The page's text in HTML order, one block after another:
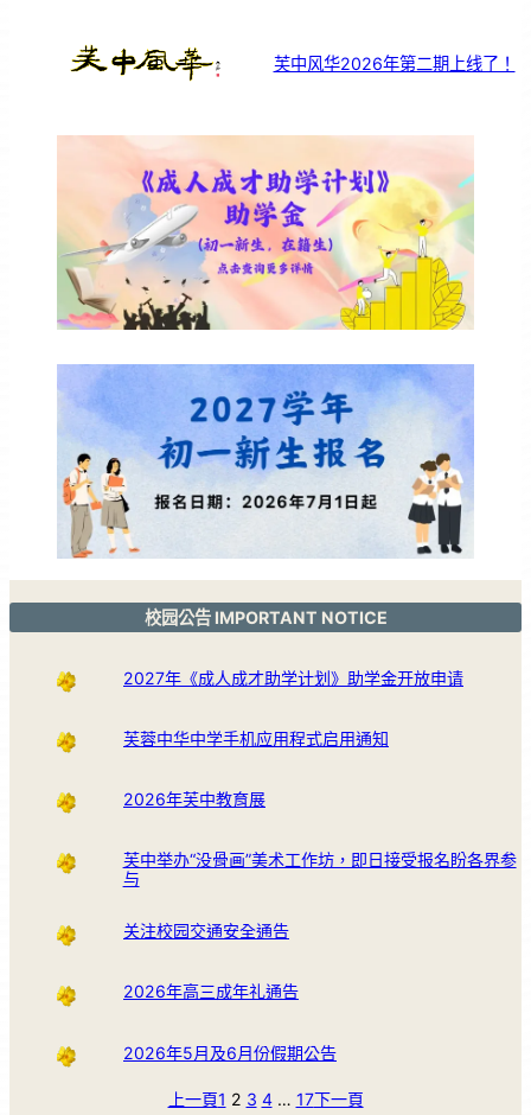
芙中风华2026年第二期上线了！
校园公告 IMPORTANT NOTICE
2027年《成人成才助学计划》助学金开放申请
芙蓉中华中学手机应用程式启用通知
2026年芙中教育展
芙中举办“没骨画”美术工作坊，即日接受报名盼各界参
与
关注校园交通安全通告
2026年高三成年礼通告
2026年5月及6月份假期公告
上一頁1 2 3 4 … 17下一頁